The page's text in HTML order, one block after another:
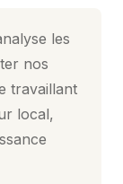
les
nos
travaillant
local,